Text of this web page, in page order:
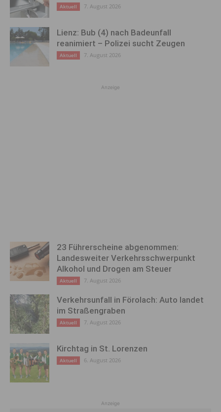
Aktuell 7. August 2026
Lienz: Bub (4) nach Badeunfall
reanimiert – Polizei sucht Zeugen
Aktuell 7. August 2026
Anzeige
23 Führerscheine abgenommen:
Landesweiter Verkehrsschwerpunkt
Alkohol und Drogen am Steuer
Aktuell 7. August 2026
Verkehrsunfall in Förolach: Auto landet
im Straßengraben
Aktuell 7. August 2026
Kirchtag in St. Lorenzen
Aktuell 6. August 2026
Anzeige